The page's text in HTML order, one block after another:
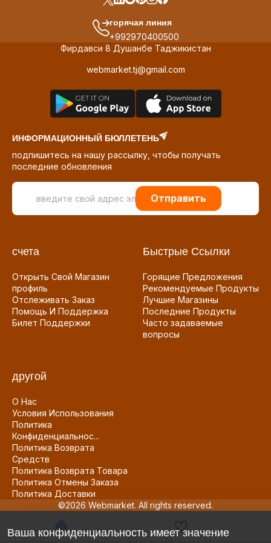
горячая линия
+992970400500
Фирдавси 8 Душанбе Таджикистан
webmarket.tj@gmail.com
ИНФОРМАЦИОННЫЙ БЮЛЛЕТЕНЬ
подпишитесь на нашу рассылку, чтобы получать
последние обновления
Отправить
счета
Открыть Свой Магазин
профиль
Отслеживать Заказ
Помощь И Поддержка
Билет Поддержки
Быстрые Ссылки
Горящие Предложения
Рекомендуемые Продукты
Лучшие Магазины
Последние Продукты
Часто задаваемые
вопросы
другой
О Нас
Условия Использования
Политика
Конфиденциальнос...
Политика Возврата
Средств
Политика Возврата Товара
Политика Отмены Заказа
Политика Доставки
©2026 Webmarket. All rights reserved.
Ваша конфиденциальность имеет значение